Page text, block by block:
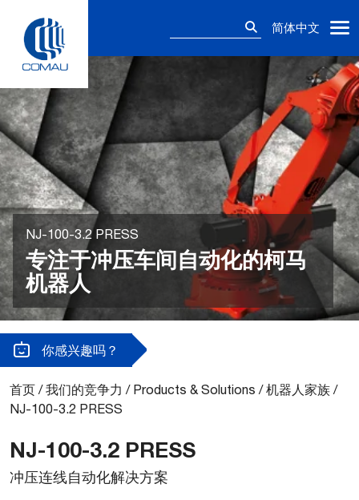
content
简体中文
NJ-100-3.2 PRESS
专注于冲压车间自动化的柯马
机器人
你感兴趣吗？
首页 /我们的竞争力 / Products & Solutions /机器人家族 /
NJ-100-3.2 PRESS
NJ-100-3.2 PRESS
冲压连线自动化解决方案